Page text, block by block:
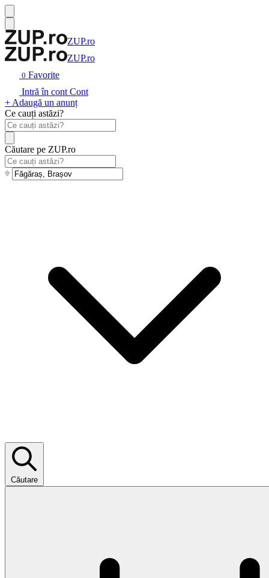
ZUP.ro
ZUP.ro
0 Favorite
Intră în cont Cont
+ Adaugă un anunț
Ce cauți astăzi?
Căutare pe ZUP.ro
Căutare